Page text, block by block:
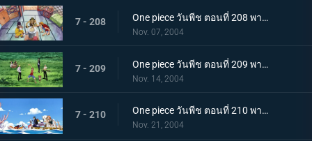
7 - 208 One piece วันพีช ตอนที่ 208 พากย์ไทย กลุ่มโจรสลัดฟ็อกซี่ กับ เดวี่แบ็ค
Nov. 07, 2004
7 - 209 One piece วันพีช ตอนที่ 209 พากย์ไทย ศึกแรก โดนัทเรซหนึ่งรอบ!
Nov. 14, 2004
7 - 210 One piece วันพีช ตอนที่ 210 พากย์ไทย จิ้งจอกเงินฟ็อกซี่! การโจมตีก่อนกวนอันร้ายกาจ!
Nov. 21, 2004